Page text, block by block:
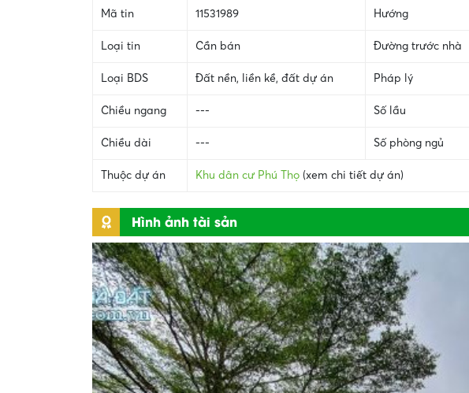
Mã tin 11531989 Hướng
Loại tin Cần bán Đường trước nhà
Loại BDS Đất nền, liền kề, đất dự án Pháp lý
Chiều ngang --- Số lầu
Chiều dài --- Số phòng ngủ
Thuộc dự án Khu dân cư Phú Thọ (xem chi tiết dự án)
Hình ảnh tài sản